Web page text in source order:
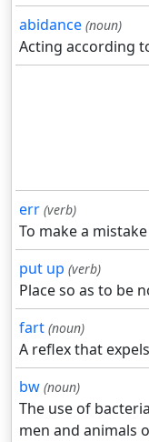
abidance (noun)
Acting according
err (verb)
To make a
put up (verb)
Place so as to be
fart (noun)
A reflex that
bw (noun)
The use of
men and animals